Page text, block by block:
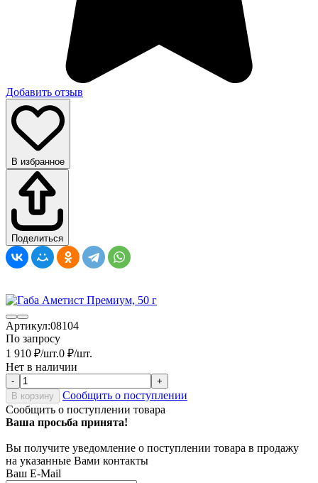
Добавить отзыв
В избранное
Поделиться
Артикул:08104
По запросу
1 910 ₽/шт.0 ₽/шт.
Нет в наличии
-
+
В корзину
Сообщить о поступлении
Сообщить о поступлении товара
Ваша просьба принята!
Вы получите уведомление о поступлении товара в продажу
на указанные Вами контакты
Ваш E-Mail